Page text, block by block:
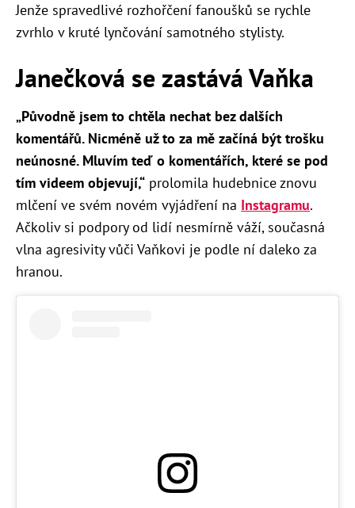
Jenže spravedlivé rozhořčení fanoušků se rychle
zvrhlo v kruté lynčování samotného stylisty.
Janečková se zastává Vaňka
„Původně jsem to chtěla nechat bez dalších
komentářů. Nicméně už to za mě začíná být trošku
neúnosné. Mluvím teď o komentářích, které se pod
tím videem objevují,“ prolomila hudebnice znovu
mlčení ve svém novém vyjádření na Instagramu.
Ačkoliv si podpory od lidí nesmírně váží, současná
vlna agresivity vůči Vaňkovi je podle ní daleko za
hranou.